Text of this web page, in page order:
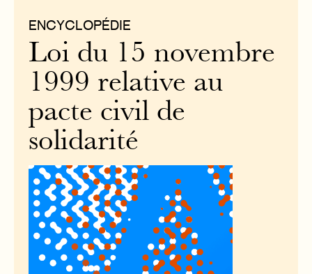
ENCYCLOPÉDIE
Loi du 15 novembre
1999 relative au
pacte civil de
solidarité